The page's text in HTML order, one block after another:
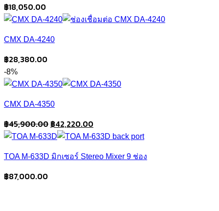
฿18,050.00
CMX DA-4240
฿28,380.00
-8%
CMX DA-4350
฿45,900.00 Original
price
฿45,900.00.
฿42,220.00Current
price
฿42,220.00.
TOA M-633D มิกเซอร์ Stereo Mixer 9 ช่อง
฿87,000.00